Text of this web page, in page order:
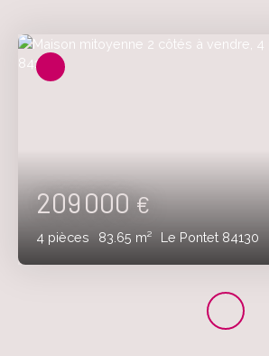
209 000€
4 pièces 83.65 m² Le Pontet 84130